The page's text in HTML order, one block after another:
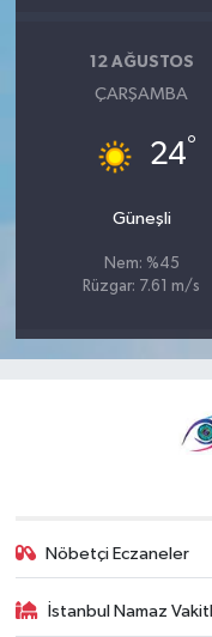
12 AĞUSTOS
ÇARŞAMBA
24°
Güneşli
Nem: %45
Rüzgar: 7.61 m/s
Nöbetçi Eczaneler
İstanbul Namaz